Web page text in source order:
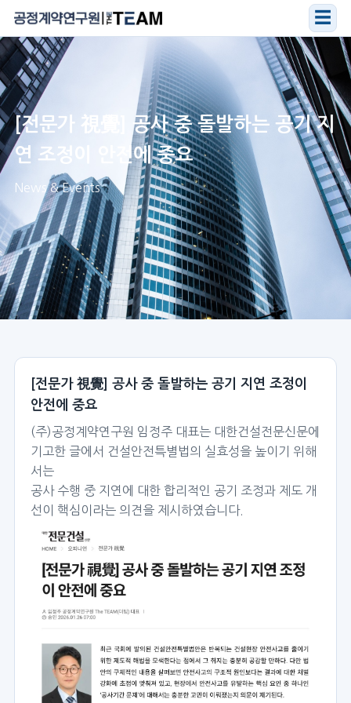
☰
[전문가 視覺] 공사 중 돌발하는 공기 지
연 조정이 안전에 중요
News & Events
[전문가 視覺] 공사 중 돌발하는 공기 지연 조정이
안전에 중요
(주)공정계약연구원 임정주 대표는 대한건설전문신문에
기고한 글에서 건설안전특별법의 실효성을 높이기 위해
서는
공사 수행 중 지연에 대한 합리적인 공기 조정과 제도 개
선이 핵심이라는 의견을 제시하였습니다.